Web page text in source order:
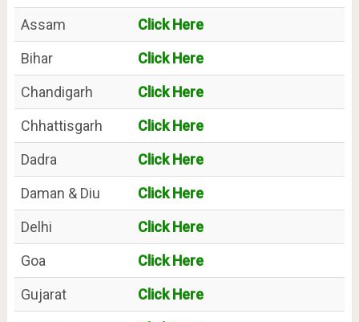
Assam
Click Here
Bihar
Click Here
Chandigarh
Click Here
Chhattisgarh
Click Here
Dadra
Click Here
Daman & Diu
Click Here
Delhi
Click Here
Goa
Click Here
Gujarat
Click Here